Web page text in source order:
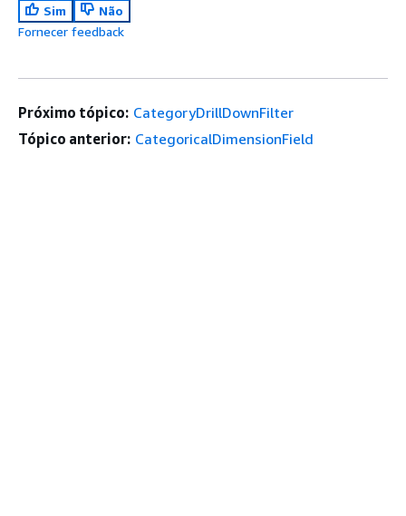
Sim
Não
Fornecer feedback
Próximo tópico: CategoryDrillDownFilter
Tópico anterior: CategoricalDimensionField